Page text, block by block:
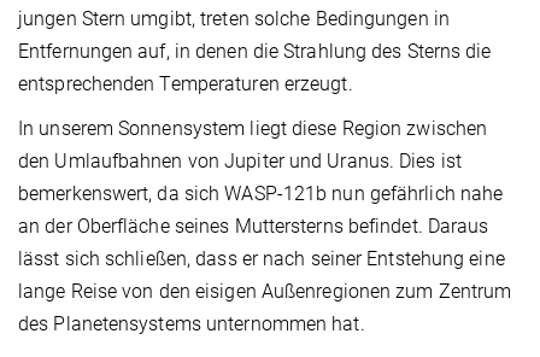
jungen Stern umgibt, treten solche Bedingungen in
Entfernungen auf, in denen die Strahlung des Sterns die
entsprechenden Temperaturen erzeugt.
In unserem Sonnensystem liegt diese Region zwischen
den Umlaufbahnen von Jupiter und Uranus. Dies ist
bemerkenswert, da sich WASP-121b nun gefährlich nahe
an der Oberfläche seines Muttersterns befindet. Daraus
lässt sich schließen, dass er nach seiner Entstehung eine
lange Reise von den eisigen Außenregionen zum Zentrum
des Planetensystems unternommen hat.